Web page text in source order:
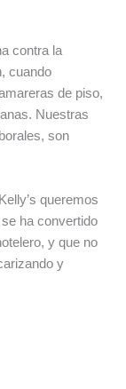
contra la
cuando
de piso,
Nuestras
son
queremos
se ha convertido
y que no
y